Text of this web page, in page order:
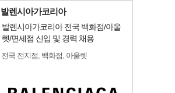
발렌시아가코리아
발렌시아가코리아 전국 백화점/아울
렛/면세점 신입 및 경력 채용
전국 전지점, 백화점, 아울렛